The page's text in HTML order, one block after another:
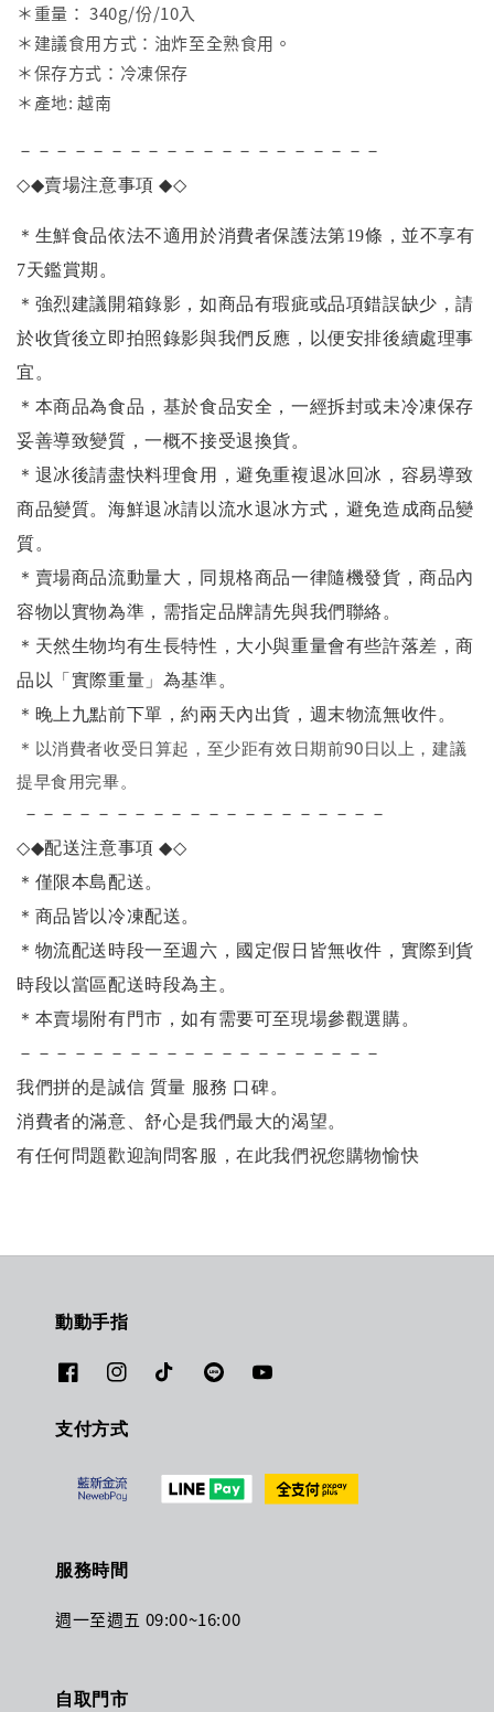
＊重量： 340g/份/10入
＊建議食用方式：油炸至全熟食用。
＊保存方式：冷凍保存
＊產地: 越南
－－－－－－－－－－－－－－－－－－－－
◇◆賣場注意事項◆◇
＊生鮮食品依法不適用於消費者保護法第19條，並不享有
7天鑑賞期。
＊強烈建議開箱錄影，如商品有瑕疵或品項錯誤缺少，請
於收貨後立即拍照錄影與我們反應，以便安排後續處理事
宜。
＊本商品為食品，基於食品安全，一經拆封或未冷凍保存
妥善導致變質，一概不接受退換貨。
＊退冰後請盡快料理食用，避免重複退冰回冰，容易導致
商品變質。海鮮退冰請以流水退冰方式，避免造成商品變
質。
＊賣場商品流動量大，同規格商品一律隨機發貨，商品內
容物以實物為準，需指定品牌請先與我們聯絡。
＊天然生物均有生長特性，大小與重量會有些許落差，商
品以「實際重量」為基準。
＊晚上九點前下單，約兩天內出貨，週末物流無收件。
＊ 以消費者收受日算起，至少距有效日期前90日以上，建議
提早食用完畢。
－－－－－－－－－－－－－－－－－－－－
◇◆配送注意事項◆◇
＊僅限本島配送。
＊商品皆以冷凍配送。
＊物流配送時段一至週六，國定假日皆無收件，實際到貨
時段以當區配送時段為主。
＊本賣場附有門市，如有需要可至現場參觀選購。
－－－－－－－－－－－－－－－－－－－－
我們拼的是誠信 質量 服務 口碑。
消費者的滿意、舒心是我們最大的渴望。
有任何問題歡迎詢問客服，在此我們祝您購物愉快
動動手指
支付方式
服務時間
週一至週五 09:00~16:00
自取門市